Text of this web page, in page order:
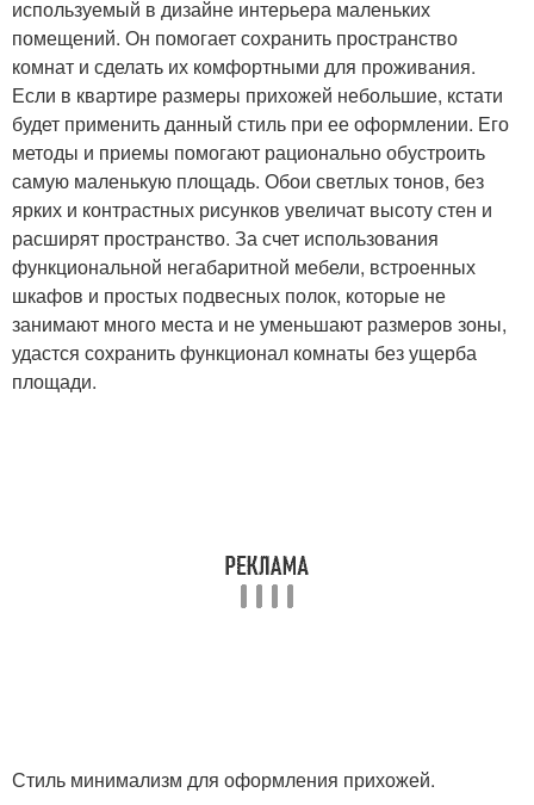
используемый в дизайне интерьера маленьких
помещений. Он помогает сохранить пространство
комнат и сделать их комфортными для проживания.
Если в квартире размеры прихожей небольшие, кстати
будет применить данный стиль при ее оформлении. Его
методы и приемы помогают рационально обустроить
самую маленькую площадь. Обои светлых тонов, без
ярких и контрастных рисунков увеличат высоту стен и
расширят пространство. За счет использования
функциональной негабаритной мебели, встроенных
шкафов и простых подвесных полок, которые не
занимают много места и не уменьшают размеров зоны,
удастся сохранить функционал комнаты без ущерба
площади.
Стиль минимализм для оформления прихожей.